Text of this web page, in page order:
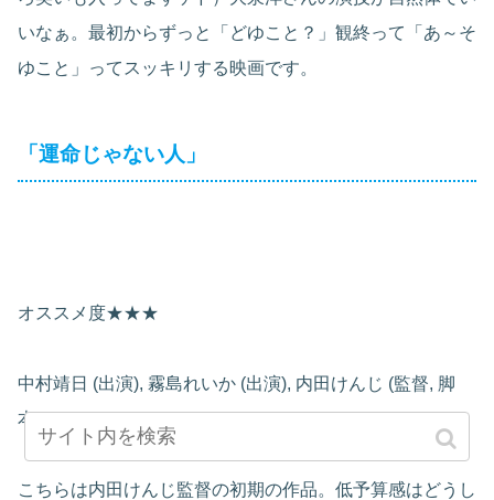
いなぁ。最初からずっと「どゆこと？」観終って「あ～そ
ゆこと」ってスッキリする映画です。
「運命じゃない人」
オススメ度★★★
中村靖日 (出演), 霧島れいか (出演), 内田けんじ (監督, 脚
本)
こちらは内田けんじ監督の初期の作品。低予算感はどうし